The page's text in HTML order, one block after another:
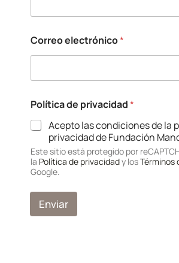
p
e
l
d
o
y
Correo electrónico*
Política de privacidad*
Acepto las condiciones de la
privacidad de Fundación
Este sitio está protegido por
la Política de privacidady losTérminos
Google.
Enviar